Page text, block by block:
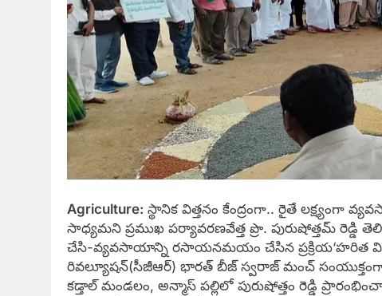
Agriculture: స్థానిక విత్తనం కేంద్రంగా.. రైతే
సాధ్యమని ప్రముఖ పర్యావరణవేత్త ప్రొ. పురుషోత్తమ్ రెడ్డి
చేసి-వ్యవసాయాన్ని రసాయనమయం చేసిన ప్రక్రియ‘హరిత
రివల్యూషన్(సీజీఆర్) భారత్ బీజ్ స్వరాజ్ మంచ్
కడ్తాల్ మండలం, అన్మాస్ పల్లిలో పురుషోత్తం రెడ్డి